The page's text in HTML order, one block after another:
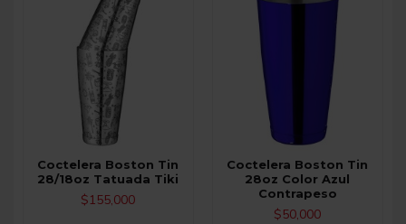
Coctelera Boston Tin
28/18oz Tatuada Tiki
$155,000
Coctelera Boston Tin
28oz Color Azul
Contrapeso
$50,000